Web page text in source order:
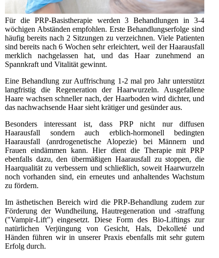
Für die PRP-Basistherapie werden 3 Behandlungen in 3-4
wöchigen Abständen empfohlen. Erste Behandlungserfolge sind
häufig bereits nach 2 Sitzungen zu verzeichnen. Viele Patienten
sind bereits nach 6 Wochen sehr erleichtert, weil der Haarausfall
merklich nachgelassen hat, und das Haar zunehmend an
Spannkraft und Vitalität gewinnt.
Eine Behandlung zur Auffrischung 1-2 mal pro Jahr unterstützt
langfristig die Regeneration der Haarwurzeln. Ausgefallene
Haare wachsen schneller nach, der Haarboden wird dichter, und
das nachwachsende Haar sieht krätiger und gesünder aus.
Besonders interessant ist, dass PRP nicht nur diffusen
Haarausfall sondern auch erblich-hormonell bedingten
Haarausfall (anrdrogenetische Alopezie) bei Männern und
Frauen eindämmen kann. Hier dient die Therapie mit PRP
ebenfalls dazu, den übermäßigen Haarausfall zu stoppen, die
Haarqualität zu verbessern und schließlich, soweit Haarwurzeln
noch vorhanden sind, ein erneutes und anhaltendes Wachstum
zu fördern.
Im ästhetischen Bereich wird die PRP-Behandlung zudem zur
Förderung der Wundheilung, Hautregeneration und -straffung
("Vampir-Lift") eingesetzt. Diese Form des Bio-Liftings zur
natürlichen Verjüngung von Gesicht, Hals, Dekolleté und
Händen führen wir in unserer Praxis ebenfalls mit sehr gutem
Erfolg durch.